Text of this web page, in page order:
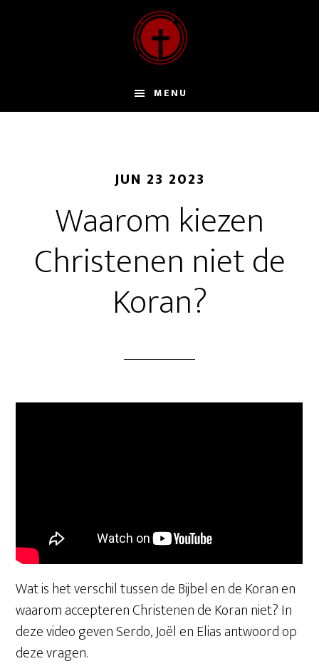
MENU
JUN 23 2023
Waarom kiezen
Christenen niet de
Koran?
Wat is het verschil tussen de Bijbel en de Koran en
waarom accepteren Christenen de Koran niet? In
deze video geven Serdo, Joël en Elias antwoord op
deze vragen.